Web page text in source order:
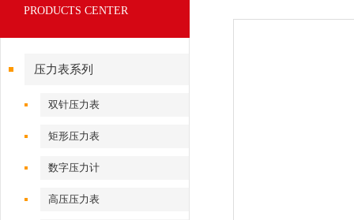
PRODUCTS CENTER
压力表系列
双针压力表
矩形压力表
数字压力计
高压压力表